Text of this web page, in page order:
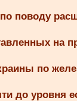
поводу
на
по
до уровня